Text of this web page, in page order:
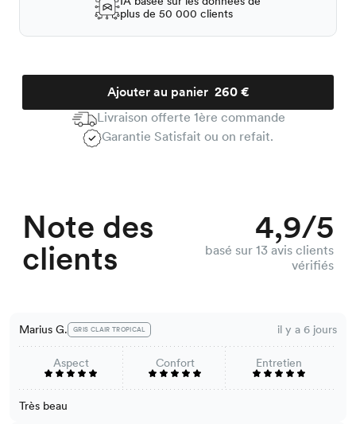
plus de 50 000 clients
Ajouter au panier
Livraison offerte 1ère commande
Garantie Satisfait ou on refait.
Note des
clients
4,9/5
basé sur 13 avis clients
vérifiés
Marius G. GRIS CLAIR TROPICAL il y a 6 jours
Aspect Confort Entretien
Très beau